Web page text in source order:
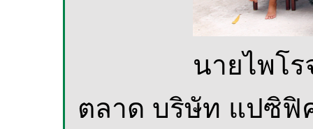
นายไพโร
ตลาด บริษัท แปซิฟิ